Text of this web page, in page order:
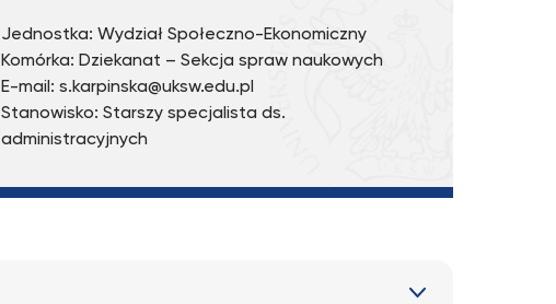
Jednostka: Wydział Społeczno-Ekonomiczny
Komórka: Dziekanat – Sekcja spraw naukowych
E-mail: s.karpinska@uksw.edu.pl
Stanowisko: Starszy specjalista ds.
administracyjnych